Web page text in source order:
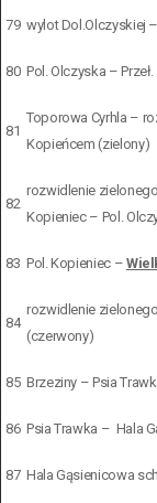
79 wylot Dol.Olczyskiej
80 Pol. Olczyska –
81
Toporowa Cyrhla –
Kopieńcem (zielony)
82
rozwidlenie
Kopieniec – Pol.
83 Pol. Kopieniec –
84
rozwidlenie
(czerwony)
85 Brzeziny – Psia
86 Psia Trawka – Hala
87 Hala Gąsienicowa